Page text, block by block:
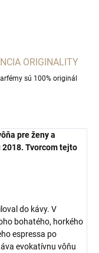
ORIGINALITY
sú 100% originál
pre ženy a
2018. Tvorcom tejto
do kávy. V
bohatého, horkého
espressa po
evokatívnu vôňu